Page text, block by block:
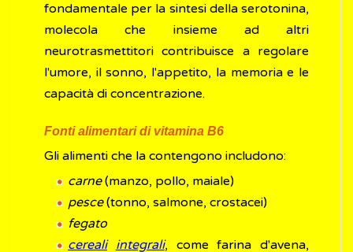
fondamentale per la sintesi della serotonina,
molecola che insieme ad altri
neurotrasmettitori contribuisce a regolare
l'umore, il sonno, l'appetito, la memoria e le
capacità di concentrazione.
Fonti alimentari di vitamina B6
Gli alimenti che la contengono includono:
carne(manzo, pollo, maiale)
pesce(tonno, salmone, crostacei)
fegato
cereali integrali, come farina d'avena,